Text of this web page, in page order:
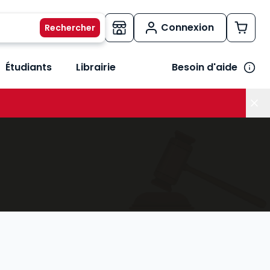
Connexion
métiers
le sous-menu Vos besoins
Étudiants Librairie Besoin d'aide